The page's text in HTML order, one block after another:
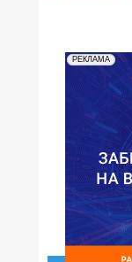
РЕКЛАМА